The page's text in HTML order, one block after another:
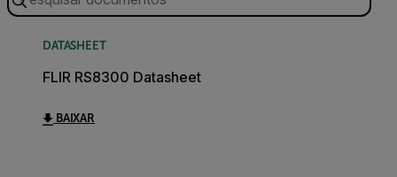
DATASHEET
FLIR RS8300 Datasheet
BAIXAR